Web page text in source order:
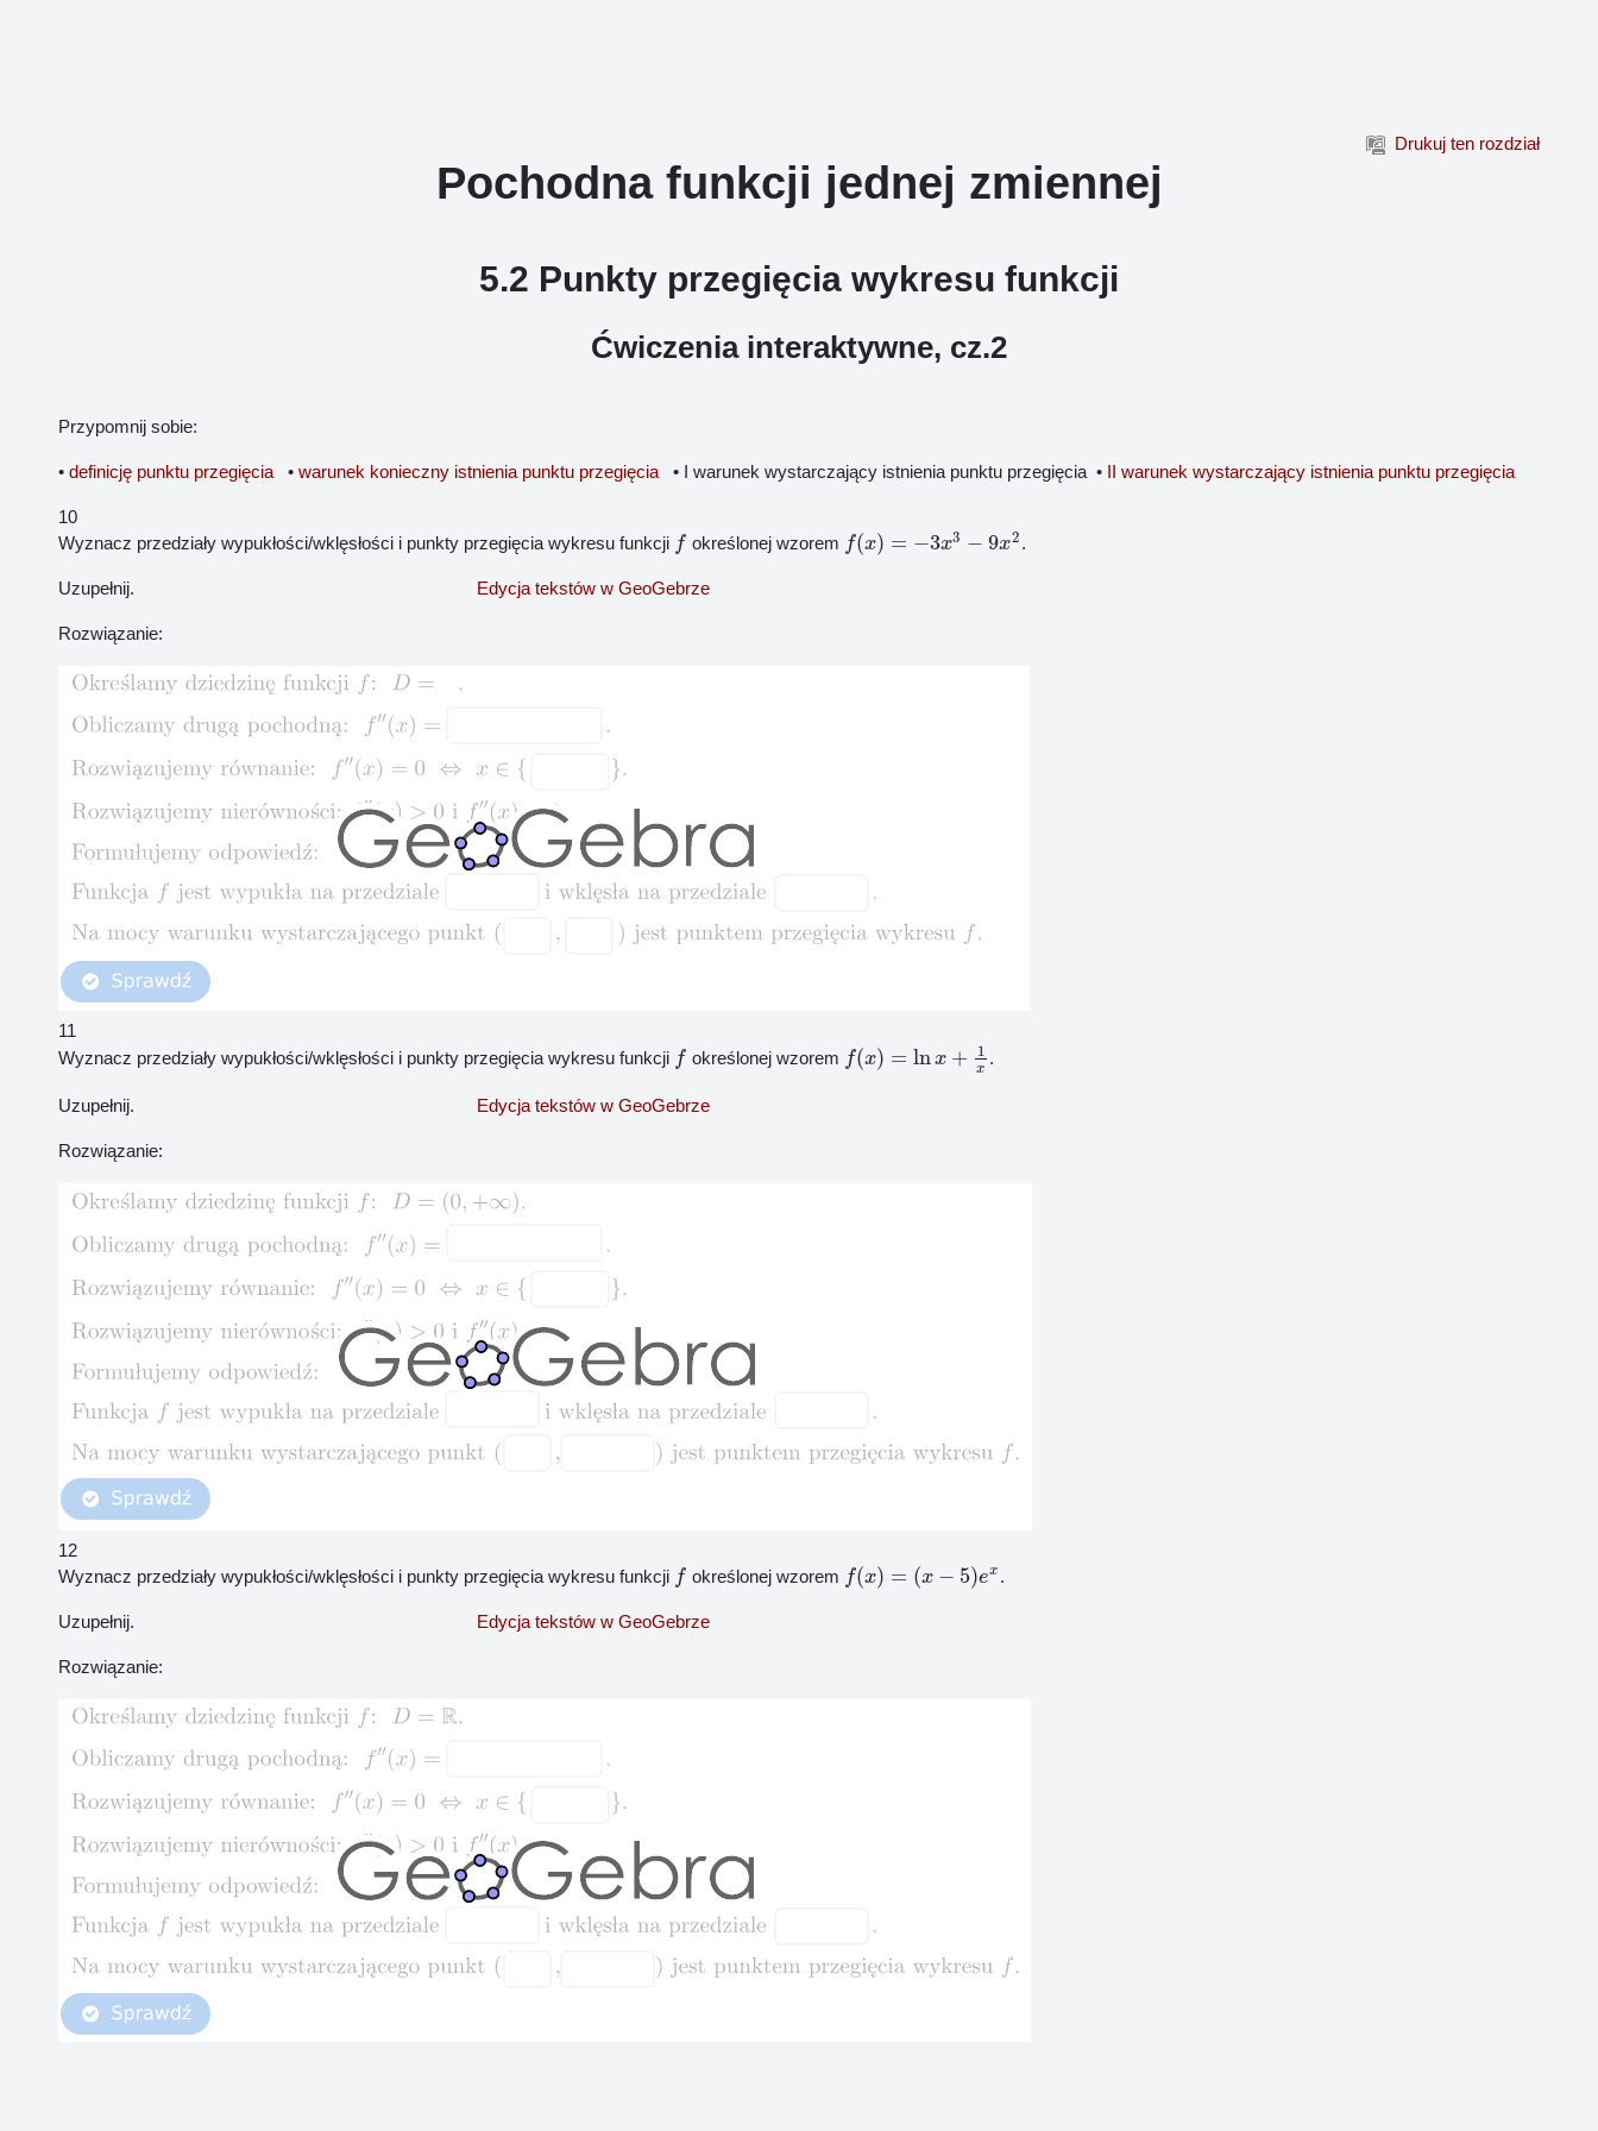
Drukuj ten rozdział
Pochodna funkcji jednej zmiennej
5.2 Punkty przegięcia wykresu funkcji
Ćwiczenia interaktywne, cz.2
Przypomnij sobie:
• definicję punktu przegięcia • warunek konieczny istnienia punktu przegięcia • I warunek wystarczający istnienia punktu przegięcia • II warunek wystarczający istnienia punktu przegięcia
10
Wyznacz przedziały wypukłości/wklęsłości i punkty przegięcia wykresu funkcji f określonej wzorem f(x) = −3x3 − 9x2.
Uzupełnij. Edycja tekstów w GeoGebrze
Rozwiązanie:
11
Wyznacz przedziały wypukłości/wklęsłości i punkty przegięcia wykresu funkcji f określonej wzorem f(x) = lnx + 1
x
.
Uzupełnij. Edycja tekstów w GeoGebrze
Rozwiązanie:
12
Wyznacz przedziały wypukłości/wklęsłości i punkty przegięcia wykresu funkcji f określonej wzorem f(x) = (x − 5)ex .
Uzupełnij. Edycja tekstów w GeoGebrze
Rozwiązanie: